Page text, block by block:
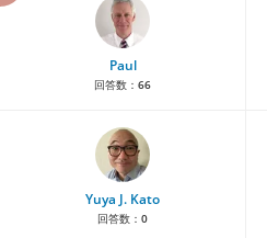
Paul
回答数： 66
Yuya J. Kato
回答数： 0